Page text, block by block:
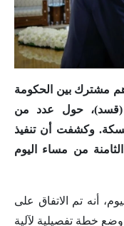
مشترك بين الحكومة
(قسد)، حول عدد من
وكشفت أن تنفيذ
من مساء اليوم
أنه تم الاتفاق على
من أجل وضع خطة تفصيلية لآلية